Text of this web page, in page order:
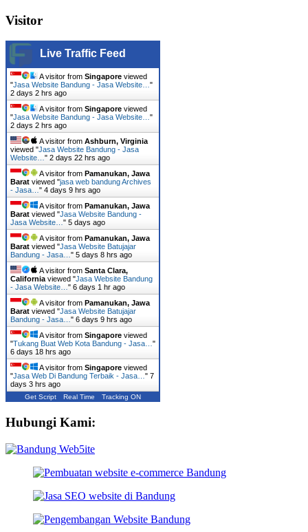
Visitor
Live Traffic Feed
A visitor from Singapore viewed
"Jasa Website Bandung - Jasa Website… "
2 days 2 hrs ago
A visitor from Singapore viewed
"Jasa Website Bandung - Jasa Website… "
2 days 2 hrs ago
A visitor from Ashburn, Virginia
viewed "Jasa Website Bandung - Jasa
Website… " 2 days 22 hrs ago
A visitor from Pamanukan, Jawa
Barat viewed "jasa web bandung Archives
- Jasa… " 4 days 9 hrs ago
A visitor from Pamanukan, Jawa
Barat viewed "Jasa Website Bandung -
Jasa Website… " 5 days ago
A visitor from Pamanukan, Jawa
Barat viewed "Jasa Website Batujajar
Bandung - Jasa… " 5 days 8 hrs ago
A visitor from Santa Clara,
California viewed "Jasa Website Bandung
- Jasa Website… " 6 days 1 hr ago
A visitor from Pamanukan, Jawa
Barat viewed "Jasa Website Batujajar
Bandung - Jasa… " 6 days 9 hrs ago
A visitor from Singapore viewed
"Tukang Buat Web Kota Bandung - Jasa… "
6 days 18 hrs ago
A visitor from Singapore viewed
"Jasa Web Di Bandung Terbaik - Jasa… " 7
days 3 hrs ago
Get Script Real Time Tracking ON
Hubungi Kami: